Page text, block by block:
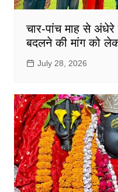
चार-पांच माह से अंधेरे
बदलने की मांग को
July 28, 2026